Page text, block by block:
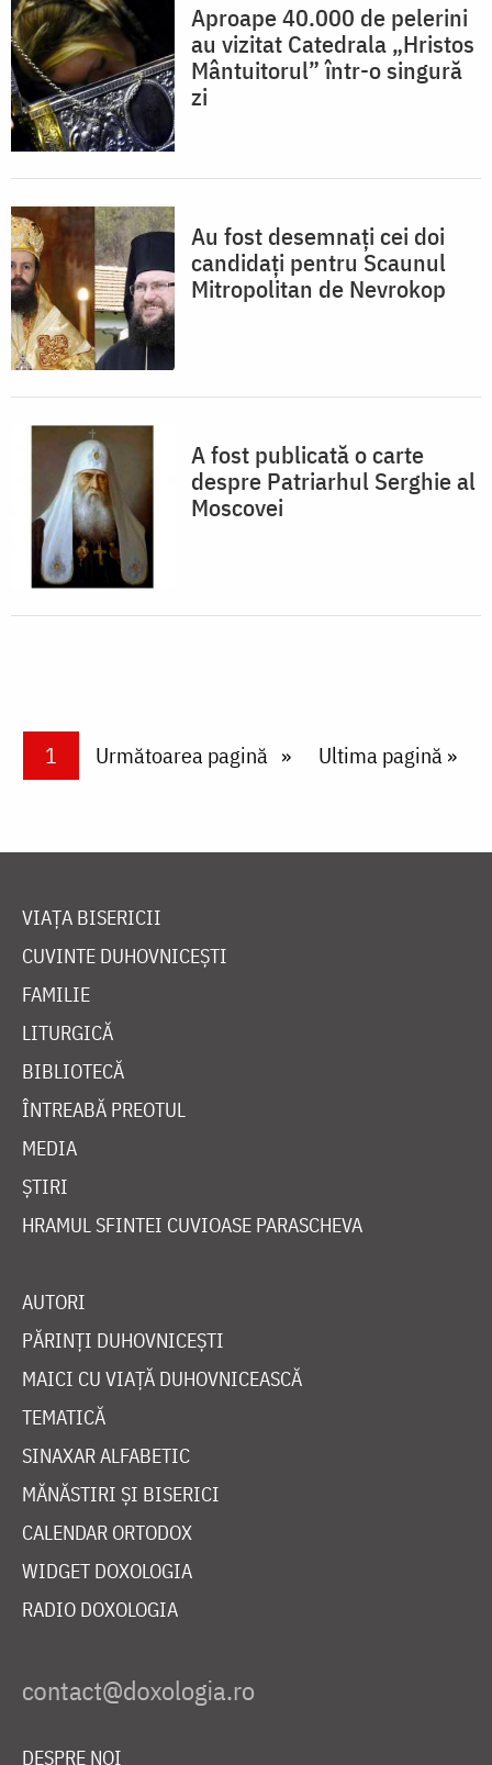
Aproape 40.000 de pelerini
au vizitat Catedrala „Hristos
Mântuitorul” într-o singură
zi
Au fost desemnați cei doi
candidați pentru Scaunul
Mitropolitan de Nevrokop
A fost publicată o carte
despre Patriarhul Serghie al
Moscovei
PaginareCurrent page
1 Next page
Următoarea pagină Last page
Ultima pagină »
VIAȚA BISERICII
CUVINTE DUHOVNICEȘTI
FAMILIE
LITURGICĂ
BIBLIOTECĂ
ÎNTREABĂ PREOTUL
MEDIA
ȘTIRI
HRAMUL SFINTEI CUVIOASE PARASCHEVA
AUTORI
PĂRINȚI DUHOVNICEȘTI
MAICI CU VIAȚĂ DUHOVNICEASCĂ
TEMATICĂ
SINAXAR ALFABETIC
MĂNĂSTIRI ȘI BISERICI
CALENDAR ORTODOX
WIDGET DOXOLOGIA
RADIO DOXOLOGIA
DESPRE NOI